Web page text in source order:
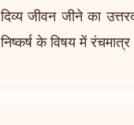
दिव्य जीवन जीने का
निष्कर्ष के विषय में